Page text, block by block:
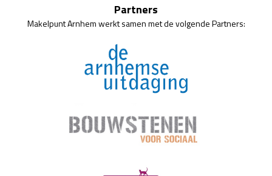
Partners
Makelpunt Arnhem werkt samen met de volgende Partners: